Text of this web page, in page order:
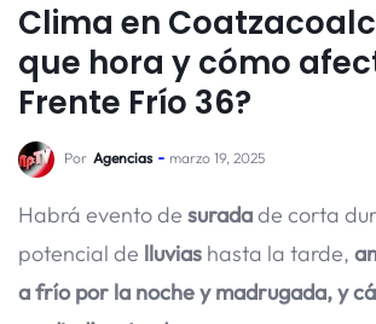
Clima en
que hora y cómo
Frente Frío 36?
Por Agencias marzo 19, 2025
Habrá evento de suradade corta
potencial de lluvias hasta la tarde,
a frío por la noche y madrugada, y